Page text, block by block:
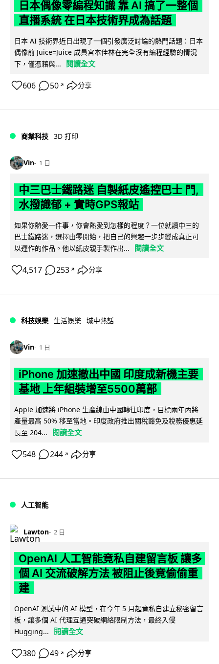
日本偶像零編程知識 靠 AI 搞了一整個
直播系統 在日本技術界成為話題
日本 AI 技術界近日出現了一個引發廣泛討論的熱門話題：日本
偶像前 Juice=Juice 成員宮本佳林在完全沒有編程經驗的情況
下，僅憑藉與...
閱讀全文
606 50 ↗ 分享
商業科技 3D 打印
Vin 1 日
中三巴士鐵路迷 自製紙皮遙控巴士 門,
水撥識郁 + 實時GPS報站
如果你熱愛一件事，你會熱愛到怎樣的程度？一位就讀中三的
巴士鐵路迷，選擇由零開始，把自己的興趣一步步變成真正可
以運作的作品。他以紙皮親手製作出...
閱讀全文
4,517 253 ↗ 分享
科技娛樂 生活娛樂 城中熱話
Vin 1 日
iPhone 加速撤出中國 印度成新機主要
基地 上年組裝增至5500萬部
Apple 加速將 iPhone 生產線由中國轉往印度，目標兩年內將
產量最高 50% 移至當地。印度政府推出關稅豁免及稅務優惠延
長至 204...
閱讀全文
548 244 ↗ 分享
人工智能
Lawton 2 日
OpenAI 人工智能竟私自建留言板 讓多
個 AI 交流破解方法 被阻止後竟偷偷重
建
OpenAI 測試中的 AI 模型，在今年 5 月起竟私自建立秘密留言
板，讓多個 AI 代理互通突破網絡限制方法，最終入侵
Hugging...
閱讀全文
380 49 ↗ 分享